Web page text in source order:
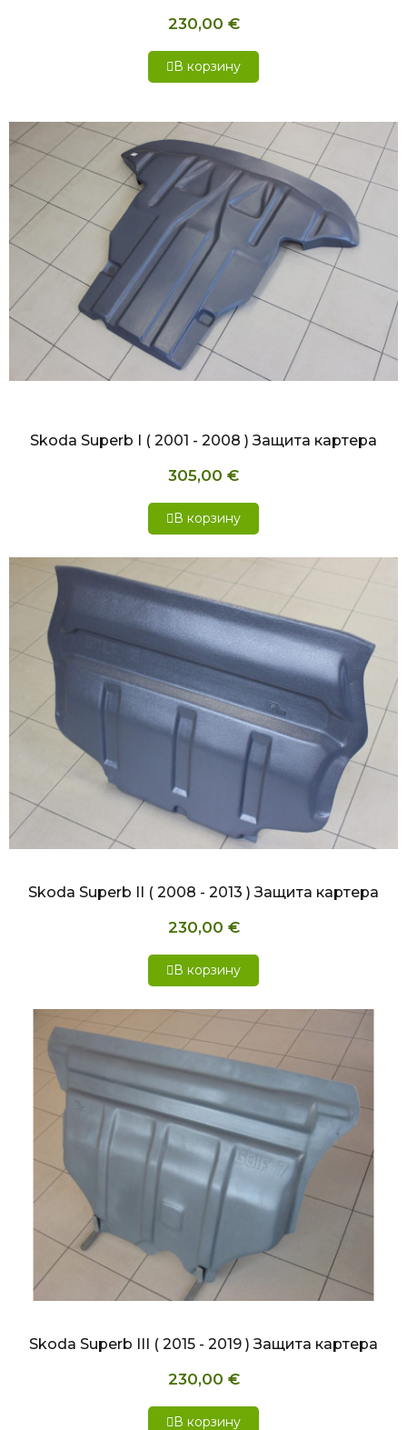
230,00 €
В корзину
Skoda Superb I ( 2001 - 2008 ) Защита картера
305,00 €
В корзину
БЫСТРЫЙ ПРОСМОТР
Skoda Superb II ( 2008 - 2013 ) Защита картера
230,00 €
В корзину
БЫСТРЫЙ ПРОСМОТР
Skoda Superb III ( 2015 - 2019 ) Защита картера
230,00 €
В корзину